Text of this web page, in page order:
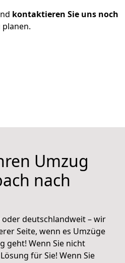
kontaktieren Sie uns noch
Umzug
nach
oder deutschlandweit – wir
Seite, wenn es Umzüge
geht! Wenn Sie nicht
für Sie! Wenn Sie